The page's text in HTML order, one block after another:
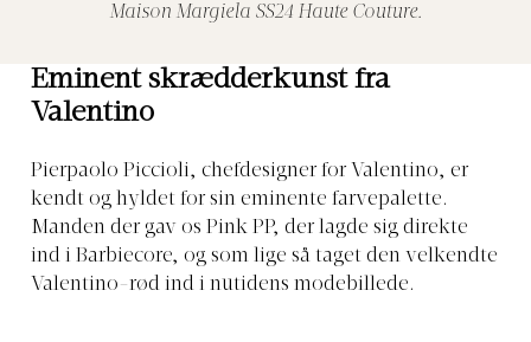
Maison Margiela SS24 Haute Couture.
Eminent skrædderkunst fra
Valentino
Pierpaolo Piccioli, chefdesigner for Valentino, er
kendt og hyldet for sin eminente farvepalette.
Manden der gav os Pink PP, der lagde sig direkte
ind i Barbiecore, og som lige så taget den velkendte
Valentino-rød ind i nutidens modebillede.